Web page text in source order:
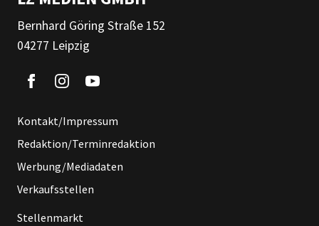
Bernhard Göring Straße 152
04277 Leipzig
Kontakt/Impressum
Redaktion/Terminredaktion
Werbung/Mediadaten
Verkaufsstellen
Stellenmarkt